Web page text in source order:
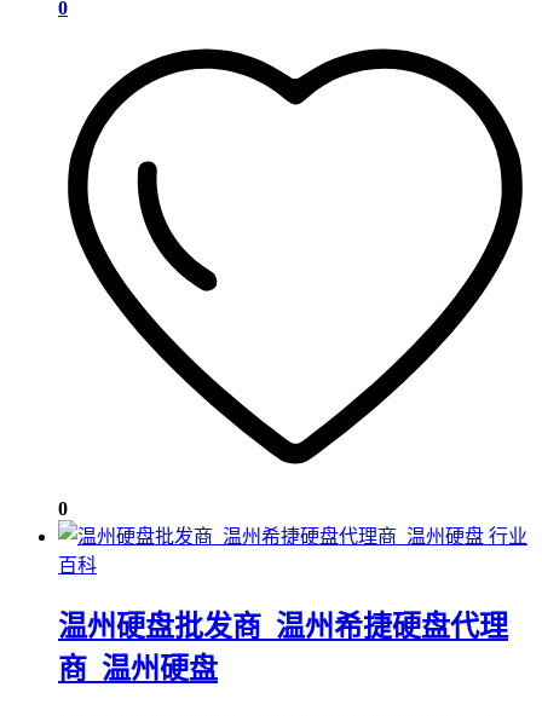
0
0
行业
百科
温州硬盘批发商_温州希捷硬盘代理
商_温州硬盘